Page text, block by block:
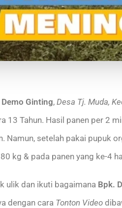
Ginting, Desa Tj. Muda,
13 Tahun. Hasil panen per 2
Namun, setelah pakai pupuk
kg & pada panen yang ke-4
ulik dan ikuti bagaimana Bpk.
dengan cara Tonton Video